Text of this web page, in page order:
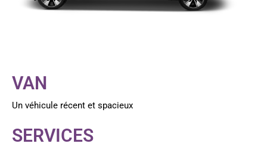
VAN
Un véhicule récent et spacieux
SERVICES